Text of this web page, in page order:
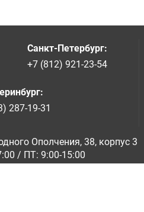
Санкт-Петербург:
+7 (812) 921-23-54
:
287-19-31
Ополчения, 38, корпус 3
/ ПТ: 9:00-15:00